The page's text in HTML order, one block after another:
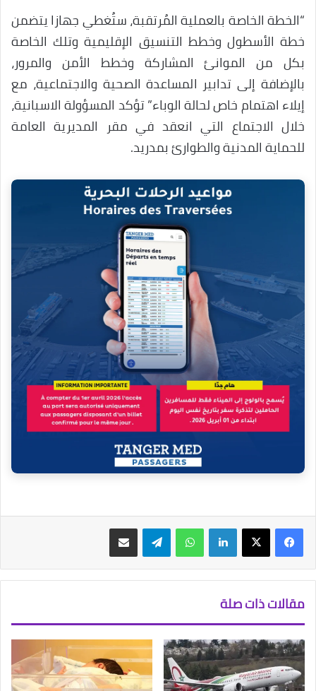
“الخطة الخاصة بالعملية المُرتقبة، ستُغطي جهازا يتضمن
خطة الأسطول وخطط التنسيق الإقليمية وتلك الخاصة
بكل من الموانئ المشاركة وخطط الأمن والمرور،
بالإضافة إلى تدابير المساعدة الصحية والاجتماعية، مع
إيلاء اهتمام خاص لحالة الوباء” تؤكد المسؤولة الاسبانية،
خلال الاجتماع التي انعقد في مقر المديرية العامة
للحماية المدنية والطوارئ بمدريد.
فيسبوك‫X لينكدإن واتساب تيلقرام مشاركة عبر البريد
مقالات ذات صلة